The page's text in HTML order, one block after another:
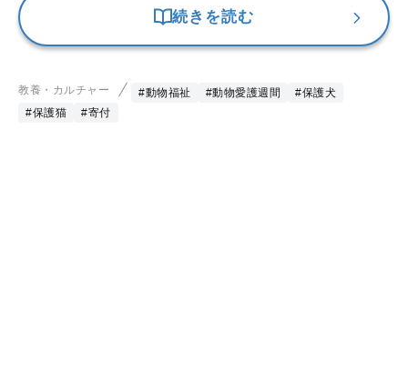
続きを読む
教養・カルチャー #動物福祉 #動物愛護週間
#保護犬
#保護猫
#寄付